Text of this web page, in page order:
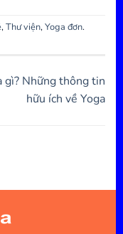
,Thư viện,Yoga đơn.
gì? Những thông tin
hữu ích về Yoga